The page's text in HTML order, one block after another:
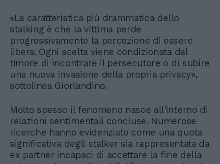
«La caratteristica più drammatica dello
stalking è che la vittima perde
progressivamente la percezione di essere
libera. Ogni scelta viene condizionata dal
timore di incontrare il persecutore o di subire
una nuova invasione della propria privacy»,
sottolinea Giorlandino.
Molto spesso il fenomeno nasce all'interno di
relazioni sentimentali concluse. Numerose
ricerche hanno evidenziato come una quota
significativa degli stalker sia rappresentata da
ex partner incapaci di accettare la fine della